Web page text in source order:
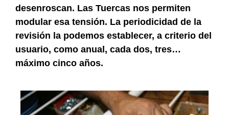
desenroscan. Las Tuercas nos permiten
modular esa tensión. La periodicidad de la
revisión la podemos establecer, a criterio del
usuario, como anual, cada dos, tres…
máximo cinco años.